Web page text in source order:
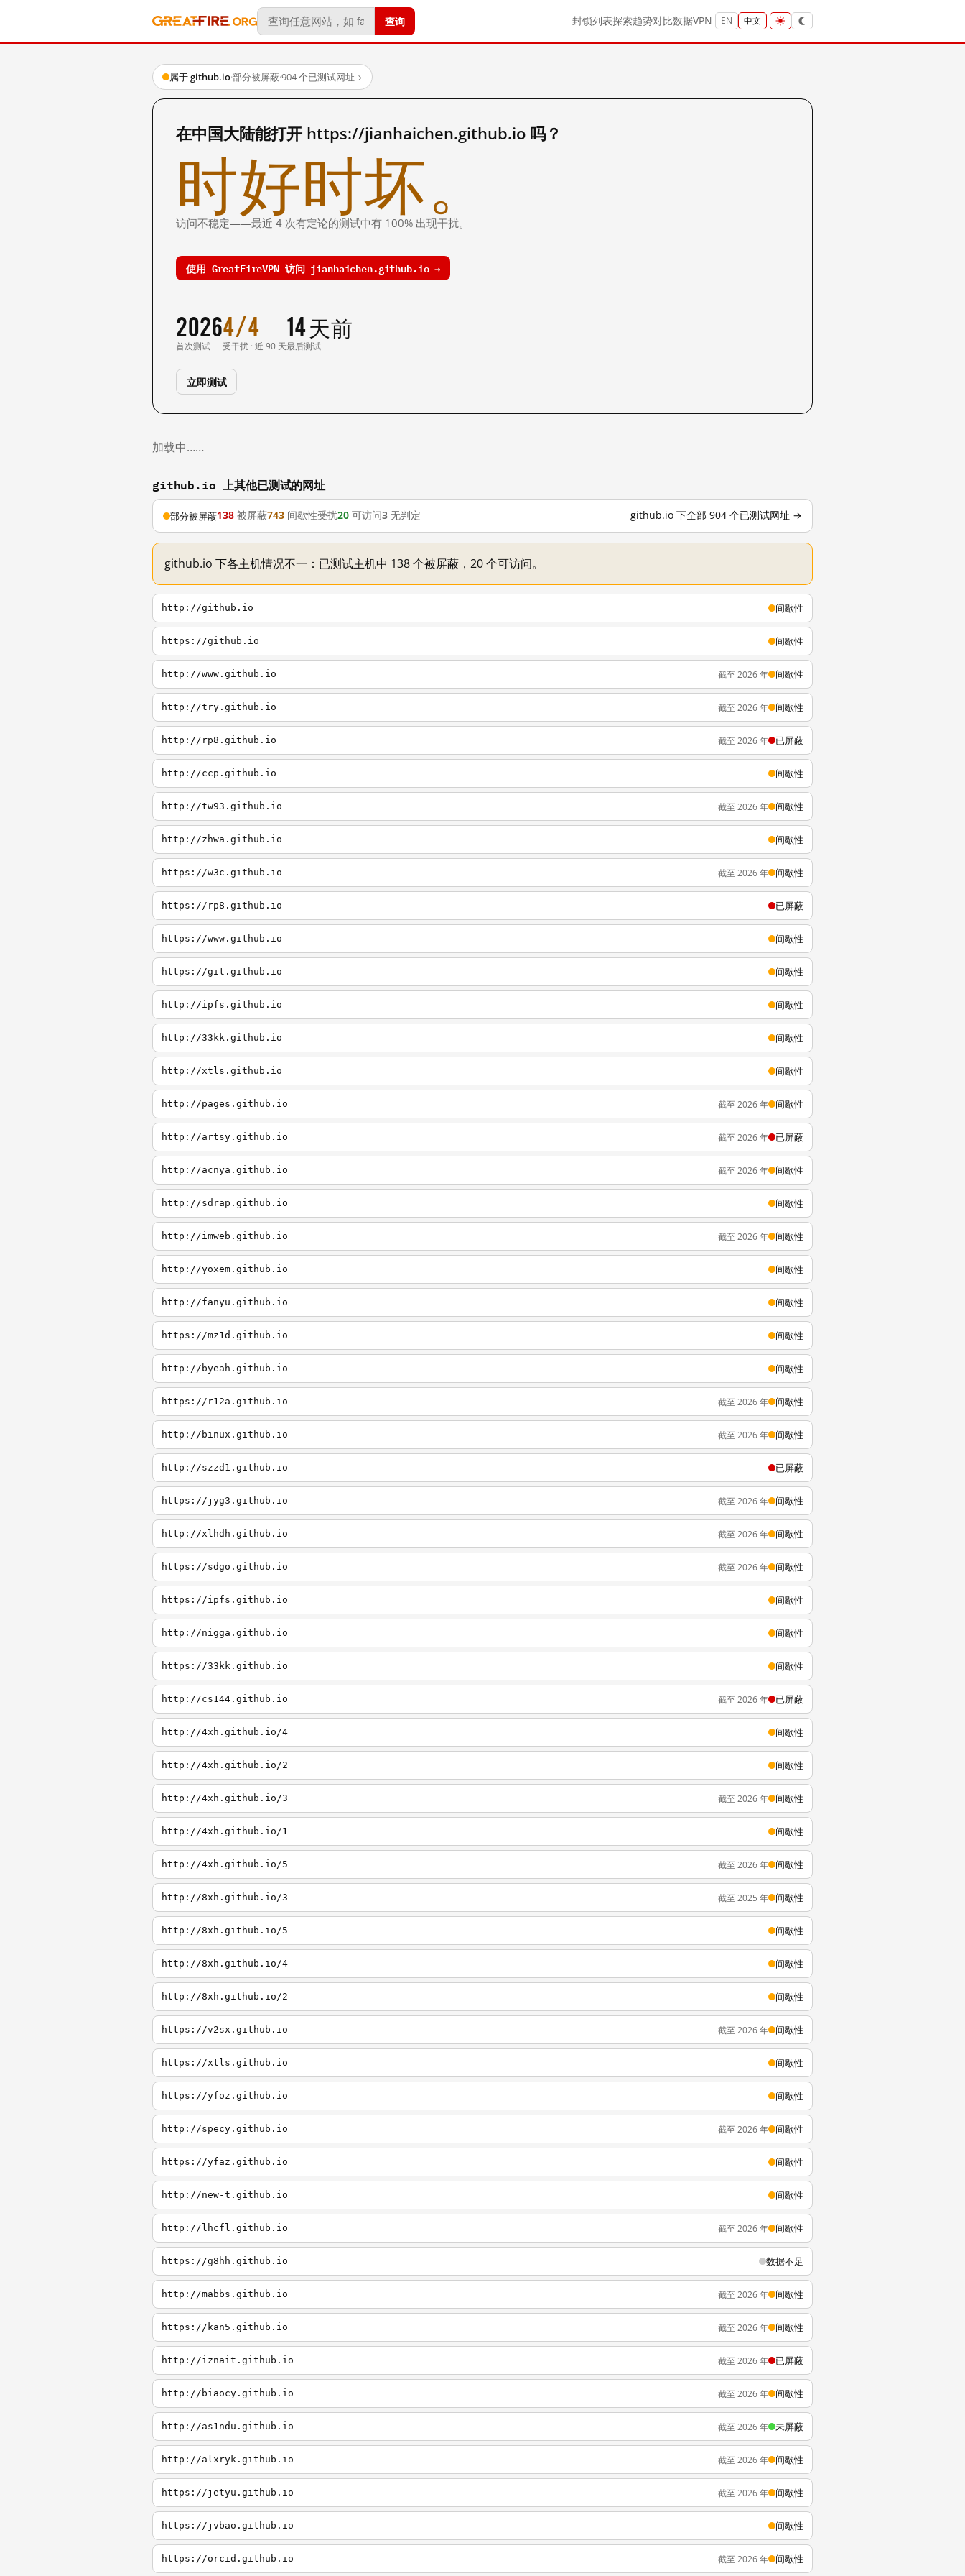
查询 封锁列表探索趋势对比数据VPN EN 中文
属于 github.io·部分被屏蔽·904 个已测试网址→
在中国大陆能打开 https://jianhaichen.github.io 吗？
时好时坏。
访问不稳定——最近 4 次有定论的测试中有 100% 出现干扰。
使用 GreatFireVPN 访问 jianhaichen.github.io →
2026
首次测试
4/4
受干扰 · 近 90 天
14 天前
最后测试
立即测试
加载中……
github.io 上其他已测试的网址
部分被屏蔽138 被屏蔽743 间歇性受扰20 可访问3 无判定 github.io 下全部 904 个已测试网址 →
github.io 下各主机情况不一：已测试主机中 138 个被屏蔽，20 个可访问。
http://github.io 间歇性
https://github.io 间歇性
http://www.github.io 截至 2026 年 间歇性
http://try.github.io 截至 2026 年 间歇性
http://rp8.github.io 截至 2026 年 已屏蔽
http://ccp.github.io 间歇性
http://tw93.github.io 截至 2026 年 间歇性
http://zhwa.github.io 间歇性
https://w3c.github.io 截至 2026 年 间歇性
https://rp8.github.io 已屏蔽
https://www.github.io 间歇性
https://git.github.io 间歇性
http://ipfs.github.io 间歇性
http://33kk.github.io 间歇性
http://xtls.github.io 间歇性
http://pages.github.io 截至 2026 年 间歇性
http://artsy.github.io 截至 2026 年 已屏蔽
http://acnya.github.io 截至 2026 年 间歇性
http://sdrap.github.io 间歇性
http://imweb.github.io 截至 2026 年 间歇性
http://yoxem.github.io 间歇性
http://fanyu.github.io 间歇性
https://mz1d.github.io 间歇性
http://byeah.github.io 间歇性
https://r12a.github.io 截至 2026 年 间歇性
http://binux.github.io 截至 2026 年 间歇性
http://szzd1.github.io 已屏蔽
https://jyg3.github.io 截至 2026 年 间歇性
http://xlhdh.github.io 截至 2026 年 间歇性
https://sdgo.github.io 截至 2026 年 间歇性
https://ipfs.github.io 间歇性
http://nigga.github.io 间歇性
https://33kk.github.io 间歇性
http://cs144.github.io 截至 2026 年 已屏蔽
http://4xh.github.io/4 间歇性
http://4xh.github.io/2 间歇性
http://4xh.github.io/3 截至 2026 年 间歇性
http://4xh.github.io/1 间歇性
http://4xh.github.io/5 截至 2026 年 间歇性
http://8xh.github.io/3 截至 2025 年 间歇性
http://8xh.github.io/5 间歇性
http://8xh.github.io/4 间歇性
http://8xh.github.io/2 间歇性
https://v2sx.github.io 截至 2026 年 间歇性
https://xtls.github.io 间歇性
https://yfoz.github.io 间歇性
http://specy.github.io 截至 2026 年 间歇性
https://yfaz.github.io 间歇性
http://new-t.github.io 间歇性
http://lhcfl.github.io 截至 2026 年 间歇性
https://g8hh.github.io 数据不足
http://mabbs.github.io 截至 2026 年 间歇性
https://kan5.github.io 截至 2026 年 间歇性
http://iznait.github.io 截至 2026 年 已屏蔽
http://biaocy.github.io 截至 2026 年 间歇性
http://as1ndu.github.io 截至 2026 年 未屏蔽
http://alxryk.github.io 截至 2026 年 间歇性
https://jetyu.github.io 截至 2026 年 间歇性
https://jvbao.github.io 间歇性
https://orcid.github.io 截至 2026 年 间歇性